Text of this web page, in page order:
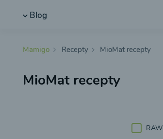
Blog
Mamigo Recepty MioMat recepty
MioMat recepty
RAW